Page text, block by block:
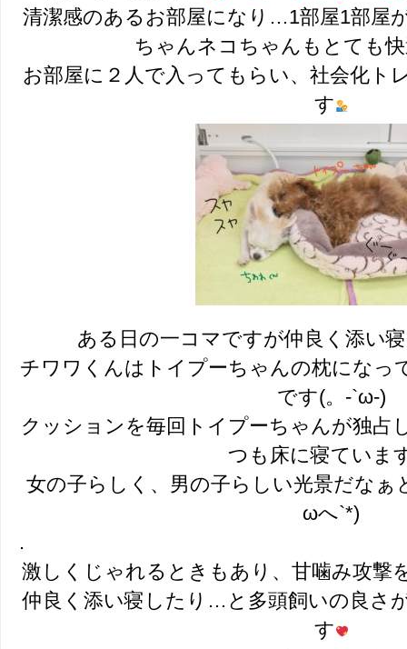
清潔感のあるお部屋になり…1部屋1部屋
ちゃんネコちゃんもとても
お部屋に２人で入ってもらい、社会化ト
す
ある日の一コマですが仲良く添い
チワワくんはトイプーちゃんの枕にな
です(。-`ω-)
クッションを毎回トイプーちゃんが独占
つも床に寝ていま
女の子らしく、男の子らしい光景だなぁ
ωへ`*)
.
激しくじゃれるときもあり、甘噛み攻撃
仲良く添い寝したり…と多頭飼いの良さ
す